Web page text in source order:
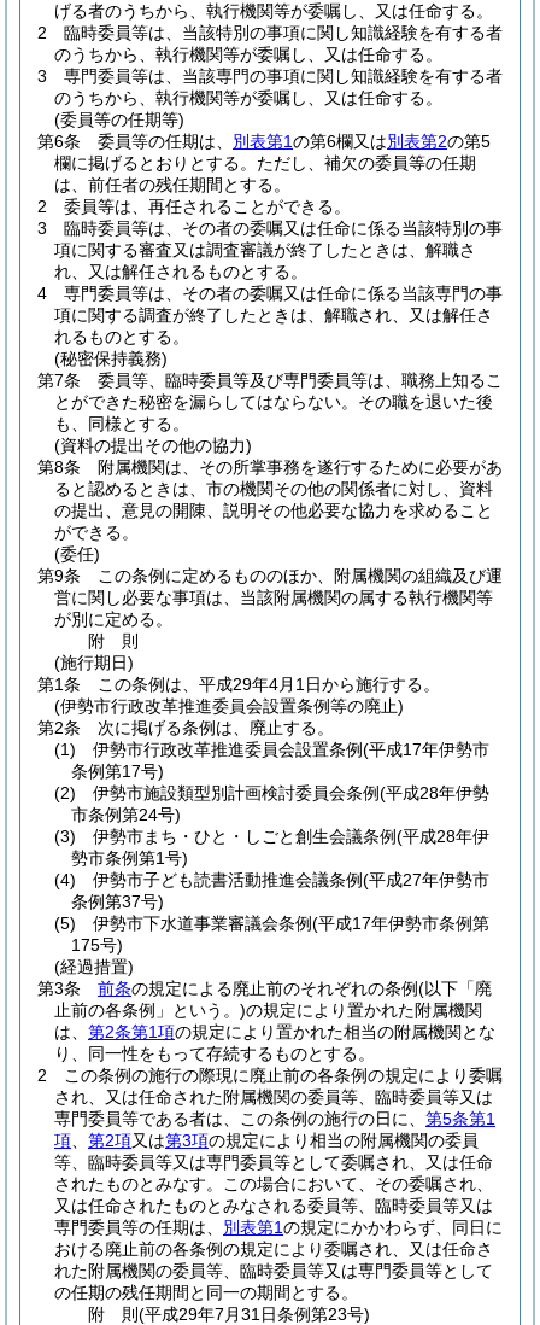
げる者のうちから、執行機関等が委嘱し、又は任命する。
2
臨時委員等は、当該特別の事項に関し知識経験を有する者
のうちから、執行機関等が委嘱し、又は任命する。
3
専門委員等は、当該専門の事項に関し知識経験を有する者
のうちから、執行機関等が委嘱し、又は任命する。
(委員等の任期等)
第6条
委員等の任期は、 別表第1の第6欄又は別表第2の第5
欄に掲げるとおりとする。 ただし、補欠の委員等の任期
は、前任者の残任期間とする。
2
委員等は、再任されることができる。
3
臨時委員等は、その者の委嘱又は任命に係る当該特別の事
項に関する審査又は調査審議が終了したときは、解職さ
れ、又は解任されるものとする。
4
専門委員等は、その者の委嘱又は任命に係る当該専門の事
項に関する調査が終了したときは、解職され、又は解任さ
れるものとする。
(秘密保持義務)
第7条
委員等、臨時委員等及び専門委員等は、職務上知るこ
とができた秘密を漏らしてはならない。 その職を退いた後
も、同様とする。
(資料の提出その他の協力)
第8条
附属機関は、その所掌事務を遂行するために必要があ
ると認めるときは、市の機関その他の関係者に対し、資料
の提出、意見の開陳、説明その他必要な協力を求めること
ができる。
(委任)
第9条
この条例に定めるもののほか、附属機関の組織及び運
営に関し必要な事項は、当該附属機関の属する執行機関等
が別に定める。
附 則
(施行期日)
第1条
この条例は、平成29年4月1日から施行する。
(伊勢市行政改革推進委員会設置条例等の廃止)
第2条
次に掲げる条例は、廃止する。
(1)
伊勢市行政改革推進委員会設置条例(平成17年伊勢市
条例第17号)
(2)
伊勢市施設類型別計画検討委員会条例(平成28年伊勢
市条例第24号)
(3)
伊勢市まち・ひと・しごと創生会議条例(平成28年伊
勢市条例第1号)
(4)
伊勢市子ども読書活動推進会議条例(平成27年伊勢市
条例第37号)
(5)
伊勢市下水道事業審議会条例(平成17年伊勢市条例第
175号)
(経過措置)
第3条
前条の規定による廃止前のそれぞれの条例(以下「廃
止前の各条例」という。)の規定により置かれた附属機関
は、 第2条第1項の規定により置かれた相当の附属機関とな
り、同一性をもって存続するものとする。
2
この条例の施行の際現に廃止前の各条例の規定により委嘱
され、又は任命された附属機関の委員等、臨時委員等又は
専門委員等である者は、この条例の施行の日に、 第5条第1
項
第2項又は第3項の規定により相当の附属機関の委員
等、臨時委員等又は専門委員等として委嘱され、又は任命
されたものとみなす。
この場合において、その委嘱され、
又は任命されたものとみなされる委員等、臨時委員等又は
専門委員等の任期は、 別表第1の規定にかかわらず、同日に
おける廃止前の各条例の規定により委嘱され、又は任命さ
れた附属機関の委員等、臨時委員等又は専門委員等として
の任期の残任期間と同一の期間とする。
附 則(平成29年7月31日条例第23号)